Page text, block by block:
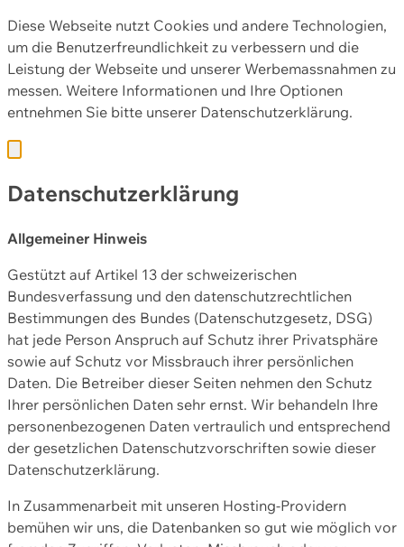
Diese Webseite nutzt Cookies und andere Technologien,
um die Benutzerfreundlichkeit zu verbessern und die
Leistung der Webseite und unserer Werbemassnahmen zu
messen. Weitere Informationen und Ihre Optionen
entnehmen Sie bitte unserer Datenschutzerklärung.
Datenschutzerklärung
Allgemeiner Hinweis
Gestützt auf Artikel 13 der schweizerischen
Bundesverfassung und den datenschutzrechtlichen
Bestimmungen des Bundes (Datenschutzgesetz, DSG)
hat jede Person Anspruch auf Schutz ihrer Privatsphäre
sowie auf Schutz vor Missbrauch ihrer persönlichen
Daten. Die Betreiber dieser Seiten nehmen den Schutz
Ihrer persönlichen Daten sehr ernst. Wir behandeln Ihre
personenbezogenen Daten vertraulich und entsprechend
der gesetzlichen Datenschutzvorschriften sowie dieser
Datenschutzerklärung.
In Zusammenarbeit mit unseren Hosting-Providern
bemühen wir uns, die Datenbanken so gut wie möglich vor